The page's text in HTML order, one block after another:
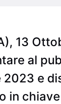
13
al
e
in